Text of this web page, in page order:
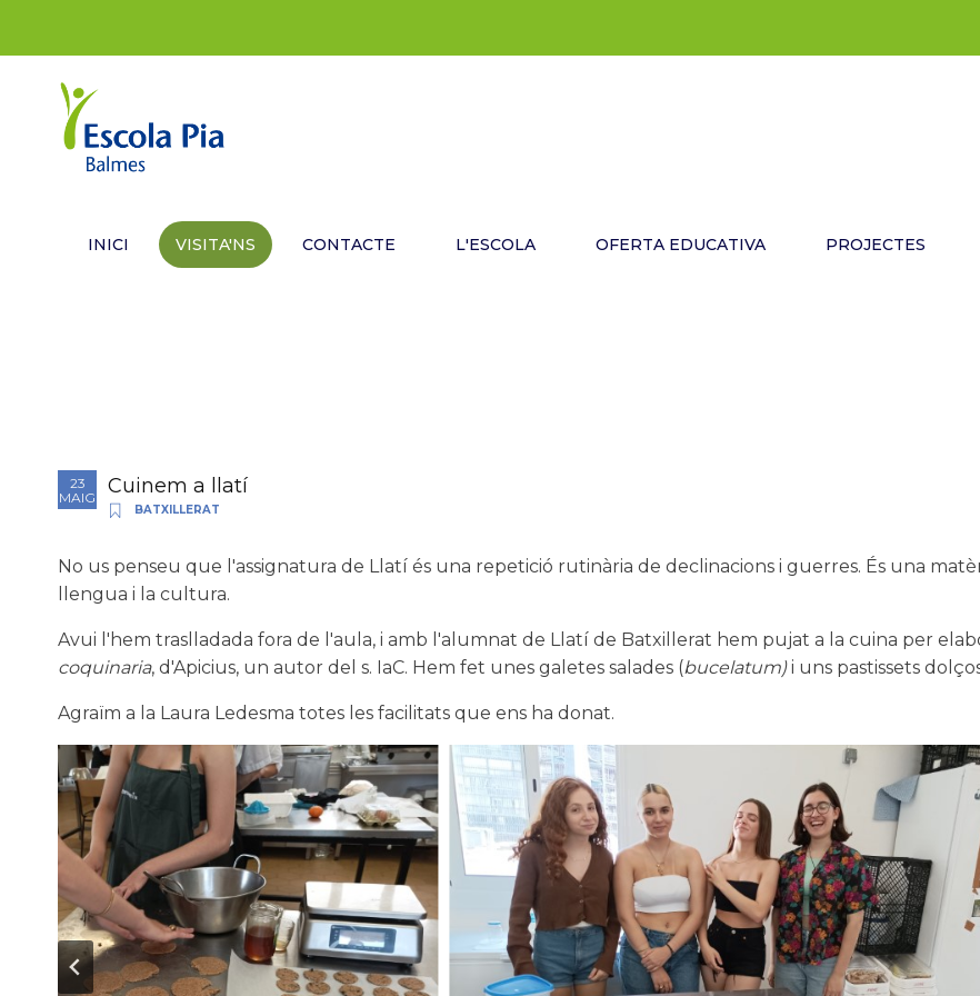
INICI VISITA'NS CONTACTE L'ESCOLA OFERTA EDUCATIVA PROJECTES
23
MAIG
Cuinem a llatí
BATXILLERAT
No us penseu que l'assignatura de Llatí és una repetició rutinària de declinacions i guerres. És una
llengua i la cultura.
Avui l'hem traslladada fora de l'aula, i amb l'alumnat de Llatí de Batxillerat hem pujat a la cuina per
coquinaria, d'Apicius, un autor del s. IaC. Hem fet unes galetes salades (bucelatum)i uns pastissets
Agraïm a la Laura Ledesma totes les facilitats que ens ha donat.